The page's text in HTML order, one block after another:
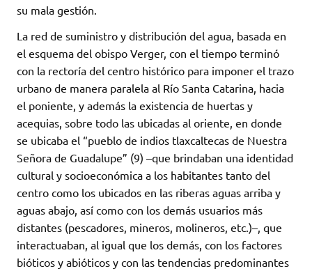
su mala gestión.
La red de suministro y distribución del agua, basada en
el esquema del obispo Verger, con el tiempo terminó
con la rectoría del centro histórico para imponer el trazo
urbano de manera paralela al Río Santa Catarina, hacia
el poniente, y además la existencia de huertas y
acequias, sobre todo las ubicadas al oriente, en donde
se ubicaba el “pueblo de indios tlaxcaltecas de Nuestra
Señora de Guadalupe” (9) –que brindaban una identidad
cultural y socioeconómica a los habitantes tanto del
centro como los ubicados en las riberas aguas arriba y
aguas abajo, así como con los demás usuarios más
distantes (pescadores, mineros, molineros, etc.)–, que
interactuaban, al igual que los demás, con los factores
bióticos y abióticos y con las tendencias predominantes